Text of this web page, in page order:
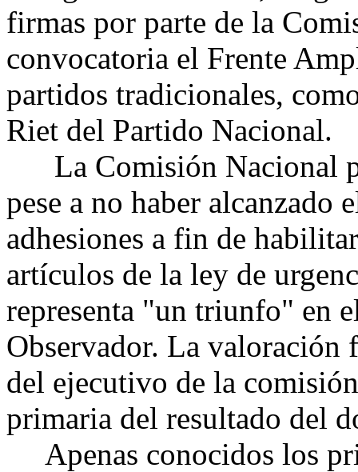
firmas por parte de la
convocatoria el Frente
partidos tradicionales,
Riet del Partido Nacional.
La Comisión Nacional
pese a no haber
adhesiones a fin de
artículos de la ley de
representa "un triunfo" en
Observador. La valoración
del ejecutivo de la
primaria del resultado del
Apenas conocidos los